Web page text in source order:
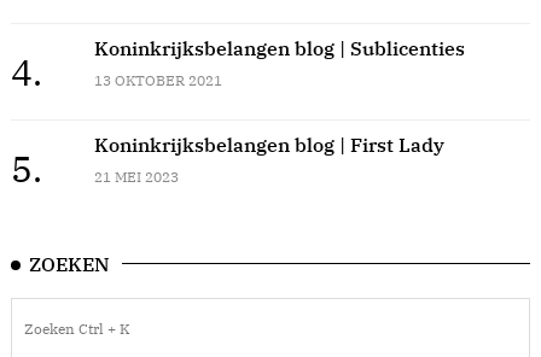
4.
Koninkrijksbelangen blog | Sublicenties
13 OKTOBER 2021
5.
Koninkrijksbelangen blog | First Lady
21 MEI 2023
ZOEKEN